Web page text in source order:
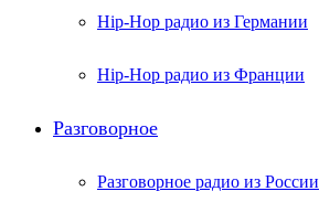
Hip-Hop радио из Германии
Hip-Hop радио из Франции
Разговорное
Разговорное радио из России